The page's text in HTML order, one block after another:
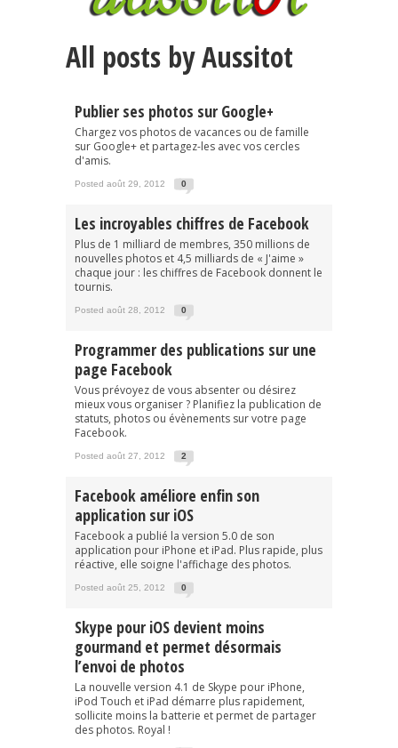
All posts by Aussitot
Publier ses photos sur Google+
Chargez vos photos de vacances ou de famille
sur Google+ et partagez-les avec vos cercles
d'amis.
Posted août 29, 2012 0
Les incroyables chiffres de Facebook
Plus de 1 milliard de membres, 350 millions de
nouvelles photos et 4,5 milliards de « J'aime »
chaque jour : les chiffres de Facebook donnent le
tournis.
Posted août 28, 2012 0
Programmer des publications sur une
page Facebook
Vous prévoyez de vous absenter ou désirez
mieux vous organiser ? Planifiez la publication de
statuts, photos ou évènements sur votre page
Facebook.
Posted août 27, 2012 2
Facebook améliore enfin son
application sur iOS
Facebook a publié la version 5.0 de son
application pour iPhone et iPad. Plus rapide, plus
réactive, elle soigne l'affichage des photos.
Posted août 25, 2012 0
Skype pour iOS devient moins
gourmand et permet désormais
l’envoi de photos
La nouvelle version 4.1 de Skype pour iPhone,
iPod Touch et iPad démarre plus rapidement,
sollicite moins la batterie et permet de partager
des photos. Royal !